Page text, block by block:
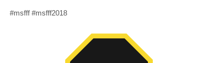
#msfff #msfff2018